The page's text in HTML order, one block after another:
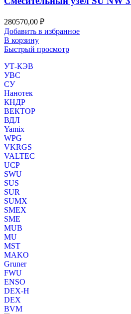
280570,00 ₽
Добавить в избранное
В корзину
Быстрый просмотр
УТ-КЭВ
УВС
СУ
Нанотек
КНДР
ВЕКТОР
ВДЛ
Yamix
WPG
VKRGS
VALTEC
UCP
SWU
SUS
SUR
SUMX
SMEX
SME
MUB
MU
MST
MAKO
Gruner
FWU
ENSO
DEX-H
DEX
BVM